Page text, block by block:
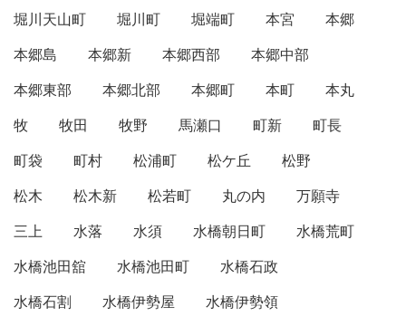
堀川天山町
堀川町 堀端町 本宮
本郷
本郷島
本郷新 本郷西部
本郷中部
本郷東部
本郷北部 本郷町 本町
本丸
牧
牧田 牧野 馬瀬口 町新
町長
町袋
町村 松浦町 松ケ丘
松野
松木
松木新 松若町 丸の内
万願寺
三上
水落 水須 水橋朝日町
水橋荒町
水橋池田舘
水橋池田町
水橋石政
水橋石割
水橋伊勢屋
水橋伊勢領